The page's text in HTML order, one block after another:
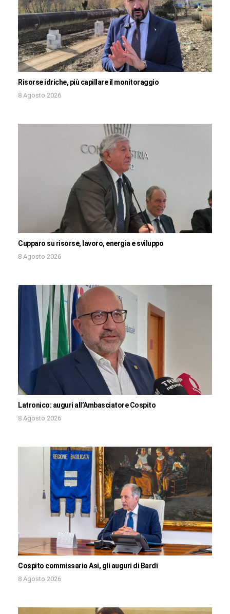
Risorse idriche, più capillare il monitoraggio
8 Agosto 2026
Cupparo su risorse, lavoro, energia e sviluppo
8 Agosto 2026
Latronico: auguri all’Ambasciatore Cospito
8 Agosto 2026
Cospito commissario Asi, gli auguri di Bardi
8 Agosto 2026